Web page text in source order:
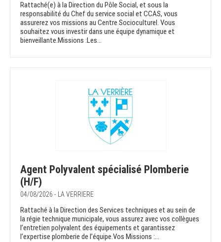
Rattaché(e) à la Direction du Pôle Social, et sous la
responsabilité du Chef du service social et CCAS, vous
assurerez vos missions au Centre Socioculturel. Vous
souhaitez vous investir dans une équipe dynamique et
bienveillante.Missions :Les...
Agent Polyvalent spécialisé Plomberie
(H/F)
04/08/2026 - LA VERRIERE
Rattaché à la Direction des Services techniques et au sein de
la régie technique municipale, vous assurez avec vos collègues
l’entretien polyvalent des équipements et garantissez
l’expertise plomberie de l’équipe.Vos Missions :...